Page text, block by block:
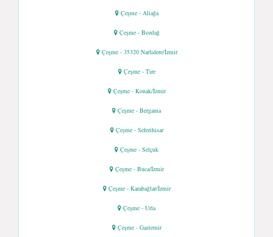
Çeşme - Aliağa
Çeşme - Bozdağ
Çeşme - 35320 Narlıdere/İzmir
Çeşme - Tire
Çeşme - Konak/İzmir
Çeşme - Bergama
Çeşme - Seferihisar
Çeşme - Selçuk
Çeşme - Buca/İzmir
Çeşme - Karabağlar/İzmir
Çeşme - Urla
Çeşme - Gaziemir